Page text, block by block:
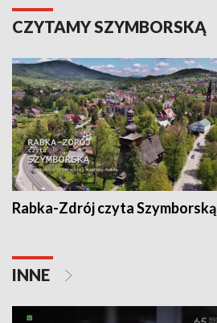
CZYTAMY SZYMBORSKĄ
Rabka-Zdrój czyta Szymborską
INNE